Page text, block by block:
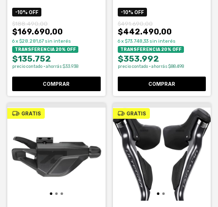
-10% OFF
$169.690,00
$188.490,00
6x $28.281,67 sin interés
TRANSFERENCIA 20% OFF
$135.752
precio contado · ahorrás $33.938
COMPRAR
-10% OFF
$442.490,00
$491.690,00
6 x $73.748,33 sin interés
TRANSFERENCIA 20% OFF
$353.992
precio contado · ahorrás $88.498
COMPRAR
GRATIS GRATIS